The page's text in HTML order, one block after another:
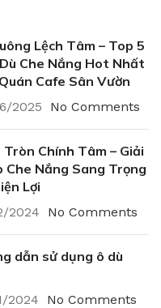
Lệch Tâm – Top 5
Che Nắng Hot Nhất
Cafe Sân Vườn
2025 No Comments
Tròn Chính Tâm – Giải
Che Nắng Sang Trọng
Lợi
2024 No Comments
dẫn sử dụng ô dù
2024 No Comments